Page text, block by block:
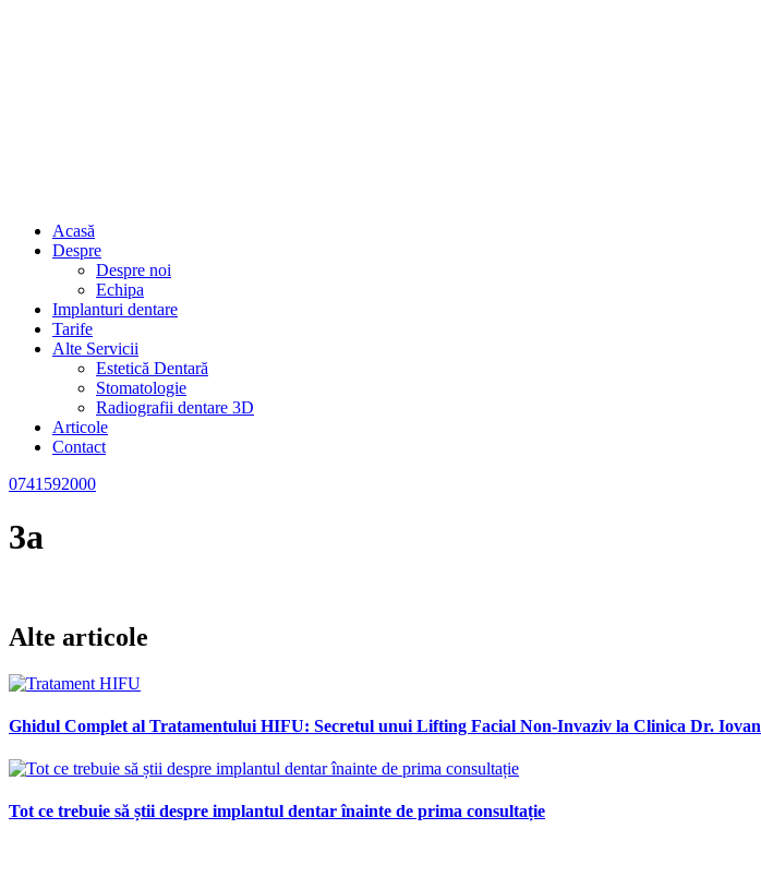
Acasă
Despre
Despre noi
Echipa
Implanturi dentare
Tarife
Alte Servicii
Estetică Dentară
Stomatologie
Radiografii dentare 3D
Articole
Contact
0741592000
3a
Alte articole
Ghidul Complet al Tratamentului HIFU: Secretul unui Lifting Facial Non-Invaziv la Clinica Dr. Iovan
Tot ce trebuie să știi despre implantul dentar înainte de prima consultație